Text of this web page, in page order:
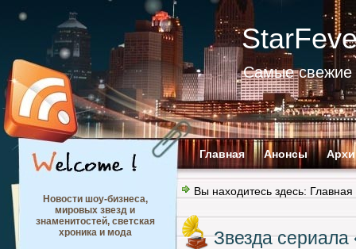
Самые свежие
Главная Анонсы
Новости шоу-бизнеса,
мировых звезд и
знаменитостей, светская
хроника и мода
Вы находитесь здесь: Главная
Звезда сериала